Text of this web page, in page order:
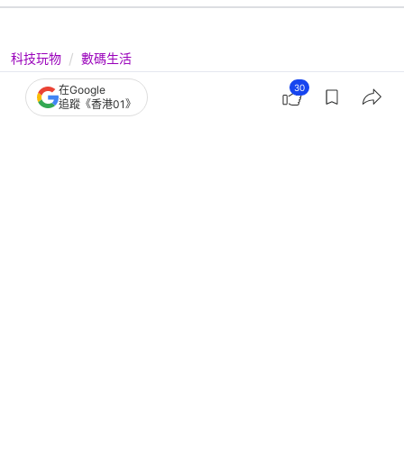
科技玩物 數碼生活
手機滿意度調研報告出爐：Samsung險
勝iPhone奪冠！旗艦體驗最好
在Google
追蹤《香港01》
30